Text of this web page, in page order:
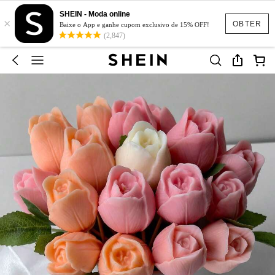
OBTER
×
SHEIN - Moda online
Baixe o App e ganhe cupom exclusivo de 15% OFF!
(2,847)